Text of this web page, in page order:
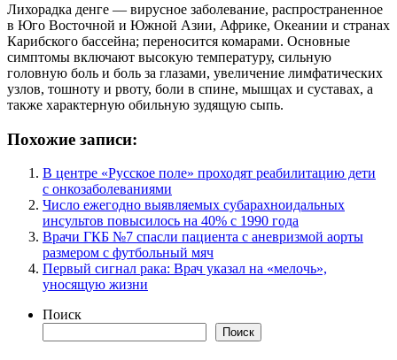
Лихорадка денге — вирусное заболевание, распространенное
в Юго Восточной и Южной Азии, Африке, Океании и странах
Карибского бассейна; переносится комарами. Основные
симптомы включают высокую температуру, сильную
головную боль и боль за глазами, увеличение лимфатических
узлов, тошноту и рвоту, боли в спине, мышцах и суставах, а
также характерную обильную зудящую сыпь.
Похожие записи:
В центре «Русское поле» проходят реабилитацию дети
с онкозаболеваниями
Число ежегодно выявляемых субарахноидальных
инсультов повысилось на 40% с 1990 года
Врачи ГКБ №7 спасли пациента с аневризмой аорты
размером с футбольный мяч
Первый сигнал рака: Врач указал на «мелочь»,
уносящую жизни
Поиск
Поиск